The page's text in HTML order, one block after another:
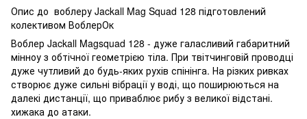
Опис до воблеру Jackall Mag Squad 128 підготовлений
колективом ВоблерОк
Воблер Jackall Magsquad 128 - дуже галасливий габаритний
мінноу з обтічної геометрією тіла. При твітчинговій проводці
дуже чутливий до будь-яких рухів спінінга. На різких ривках
створює дуже сильні вібрації у воді, що поширюються на
далекі дистанції, що приваблює рибу з великої відстані.
хижака до атаки.